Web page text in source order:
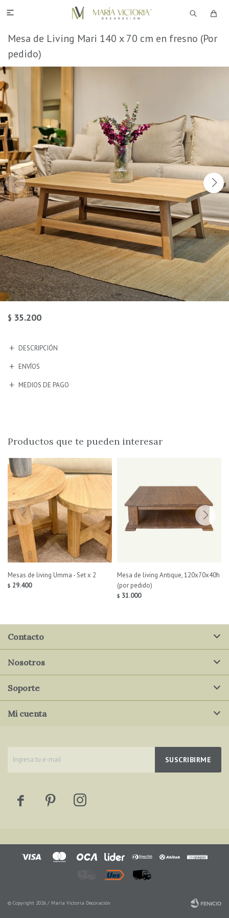

Mesa de Living Mari 140 x 70 cm en fresno (Por
pedido)
$ 35.200
DESCRIPCIÓN
ENVÍOS
MEDIOS DE PAGO
Productos que te pueden interesar
Mesas de living Umma - Set x 2
$ 29.400
Mesa de living Antique, 120x70x40h
(por pedido)
$ 31.000
SUSCRIBIRME
  
Contacto
Nosotros
Soporte
Mi cuenta
© Copyright 2026 / María Victoria Decoración